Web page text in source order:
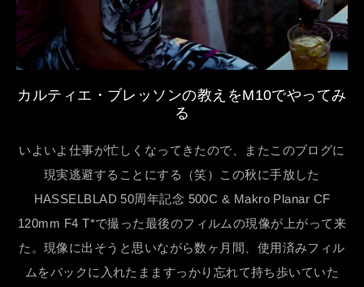
カルティエ・ブレッソンの教えをM10でやってみ
る
いよいよ仕事が忙しくなってきたので、またこのブログに
現実逃避することにする（笑）この秋に手放した
HASSELBLAD 50周年記念 500C & Makro Planar CF
120mm F4 T*で撮った最後のフィルムの現像が上がって来
た。現像に出そうと思いながら数ヶ月間、使用済みフィル
ムをバックに入れたまますっかり忘れて持ち歩いていた